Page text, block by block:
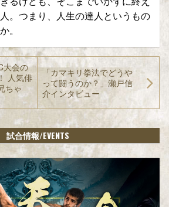
。つまり、人生の達人というもの
。
大会の
人気俳
ちゃ
「カマキリ拳法でどうや
って闘うのか？」瀬戸信
介インタビュー
試合情報/EVENTS